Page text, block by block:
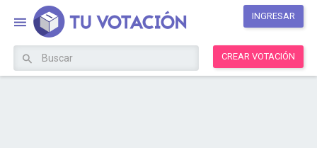
INGRESAR
CREAR VOTACIÓN